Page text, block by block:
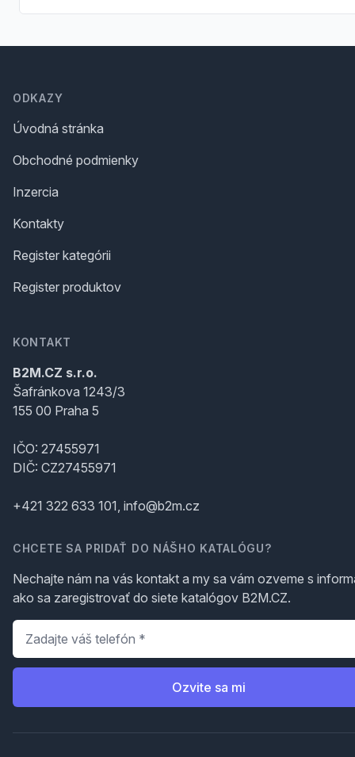
ODKAZY
Úvodná stránka
Obchodné podmienky
Inzercia
Kontakty
Register kategórii
Register produktov
KONTAKT
B2M.CZ s.r.o.
Šafránkova 1243/3
155 00 Praha 5
IČO: 27455971
DIČ: CZ27455971
+421 322 633 101, info@b2m.cz
CHCETE SA PRIDAŤ DO NÁŠHO KATALÓGU?
Nechajte nám na vás kontakt a my sa vám ozveme s
ako sa zaregistrovať do siete katalógov B2M.CZ.
Telefón
Ozvite sa mi